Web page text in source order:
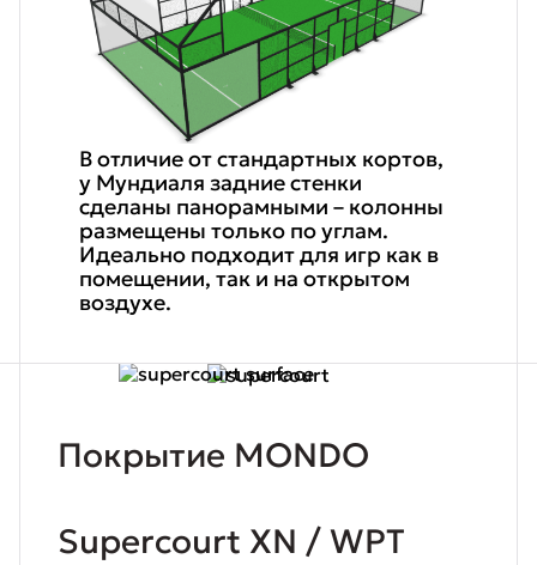
В отличие от стандартных кортов,
у Мундиаля задние стенки
сделаны панорамными – колонны
размещены только по углам.
Идеально подходит для игр как в
помещении, так и на открытом
воздухе.
Покрытие MONDO
Supercourt XN / WPT